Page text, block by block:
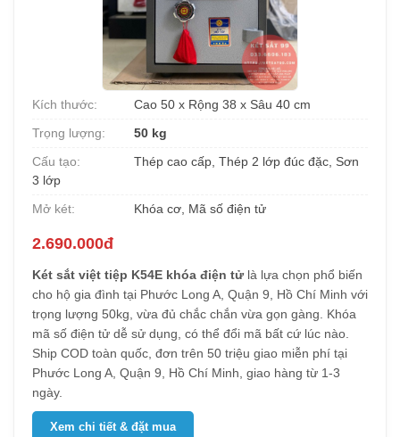
Kích thước:
Cao 50 x Rộng 38 x Sâu 40 cm
Trọng lượng:
50 kg
Cấu tạo:
Thép cao cấp, Thép 2 lớp đúc đặc, Sơn
3 lớp
Mở két:
Khóa cơ, Mã số điện tử
2.690.000đ
Két sắt việt tiệp K54E khóa điện tửlà lựa chọn phổ biến
cho hộ gia đình tại Phước Long A, Quận 9, Hồ Chí Minh với
trọng lượng 50kg, vừa đủ chắc chắn vừa gọn gàng. Khóa
mã số điện tử dễ sử dụng, có thể đổi mã bất cứ lúc nào.
Ship COD toàn quốc, đơn trên 50 triệu giao miễn phí tại
Phước Long A, Quận 9, Hồ Chí Minh, giao hàng từ 1-3
ngày.
Xem chi tiết & đặt mua